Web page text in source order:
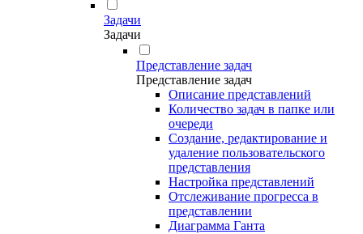
Задачи
Задачи
Представление задач
Представление задач
Описание представлений
Количество задач в папке или
очереди
Создание, редактирование и
удаление пользовательского
представления
Настройка представлений
Отслеживание прогресса в
представлении
Диаграмма Ганта